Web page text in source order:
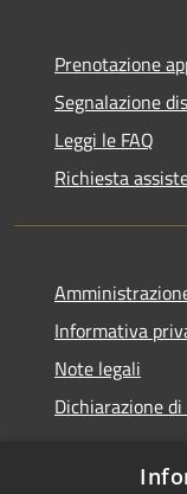
Prenotazione
Segnalazione
Leggi le FAQ
Richiesta
Informativa
Note legali
Dichiarazione